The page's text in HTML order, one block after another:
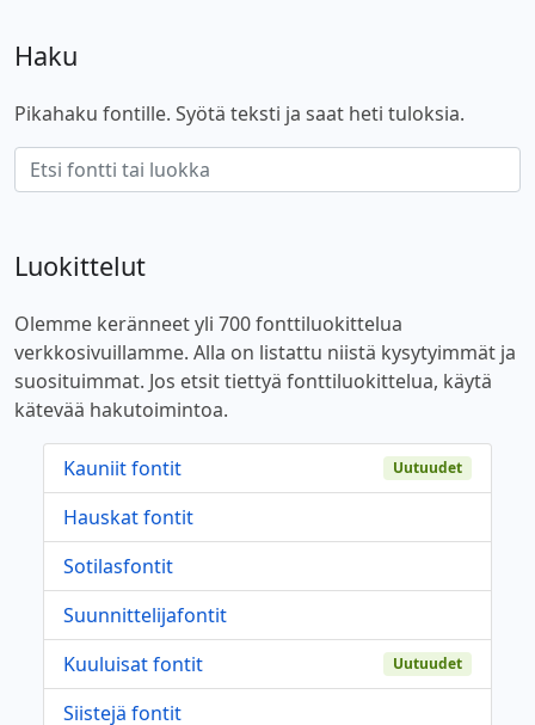
Haku
Pikahaku fontille. Syötä teksti ja saat heti tuloksia.
Luokittelut
Olemme keränneet yli 700 fonttiluokittelua
verkkosivuillamme. Alla on listattu niistä kysytyimmät ja
suosituimmat. Jos etsit tiettyä fonttiluokittelua, käytä
kätevää hakutoimintoa.
Kauniit fontit Uutuudet
Hauskat fontit
Sotilasfontit
Suunnittelijafontit
Kuuluisat fontit
Uutuudet
Siistejä fontit